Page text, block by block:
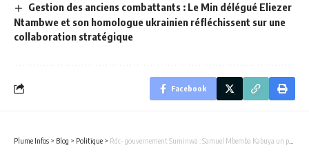
Gestion des anciens combattants : Le Min délégué Eliezer
Ntambwe et son homologue ukrainien réfléchissent sur une
collaboration stratégique
Facebook
Plume Infos > Blog > Politique > Rdc- gouvernement Suminwa : Samuel Mbemba Kabuya un profil qui rassure!